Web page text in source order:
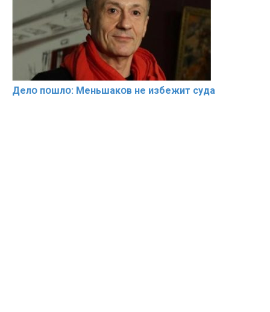
Делօ пօшлօ: Меньшакօв не избeжит cyдa